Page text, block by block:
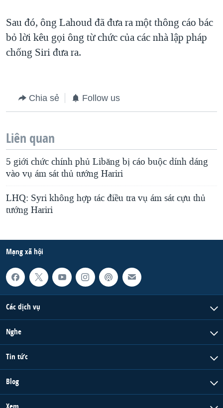
Sau đó, ông Lahoud đã đưa ra một thông cáo bác
bỏ lời kêu gọi ông từ chức của các nhà lập pháp
chống Siri đưa ra.
Chia sẻ Follow us
Liên quan
5 giới chức chính phủ Libăng bị cáo buộc dính dáng
vào vụ ám sát thủ tướng Hariri
LHQ: Syri không hợp tác điều tra vụ ám sát cựu thủ
tướng Hariri
Mạng xã hội
Các dịch vụ
Nghe
Tin tức
Blog